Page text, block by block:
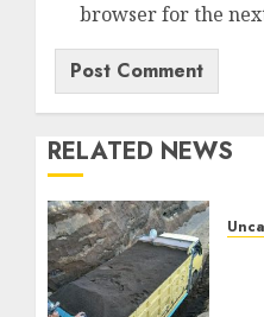
browser for the
RELATED NEWS